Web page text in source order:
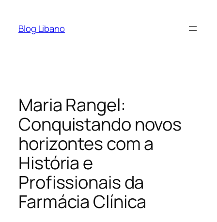
Blog Libano
Maria Rangel:
Conquistando novos
horizontes com a
História e
Profissionais da
Farmácia Clínica